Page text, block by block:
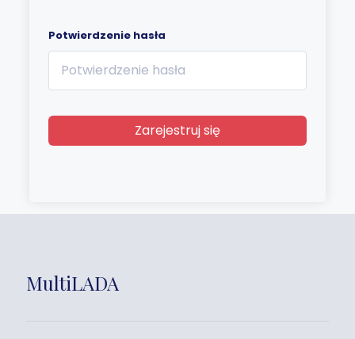
Potwierdzenie hasła
Zarejestruj się
MultiLADA